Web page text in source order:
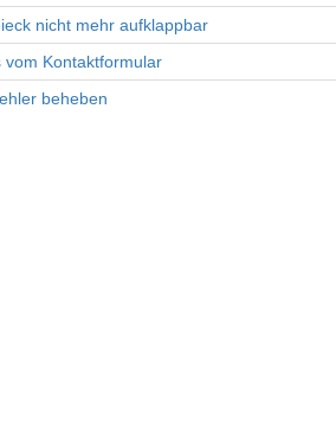
nicht mehr aufklappbar
vom Kontaktformular
beheben